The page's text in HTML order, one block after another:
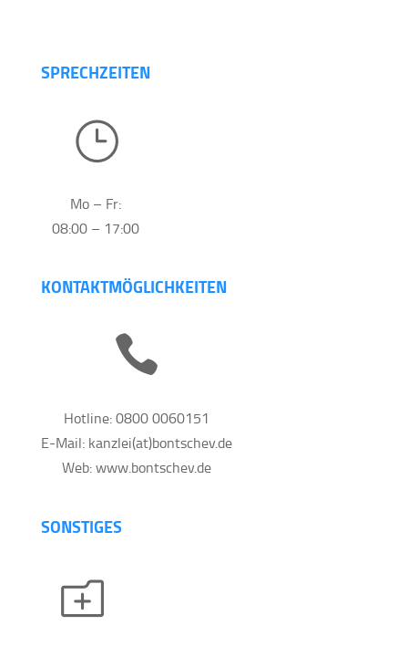
SPRECHZEITEN
}
Mo – Fr:
08:00 – 17:00
KONTAKTMÖGLICHKEITEN

Hotline: 0800 0060151
E-Mail: kanzlei(at)bontschev.de
Web: www.bontschev.de
SONSTIGES
o